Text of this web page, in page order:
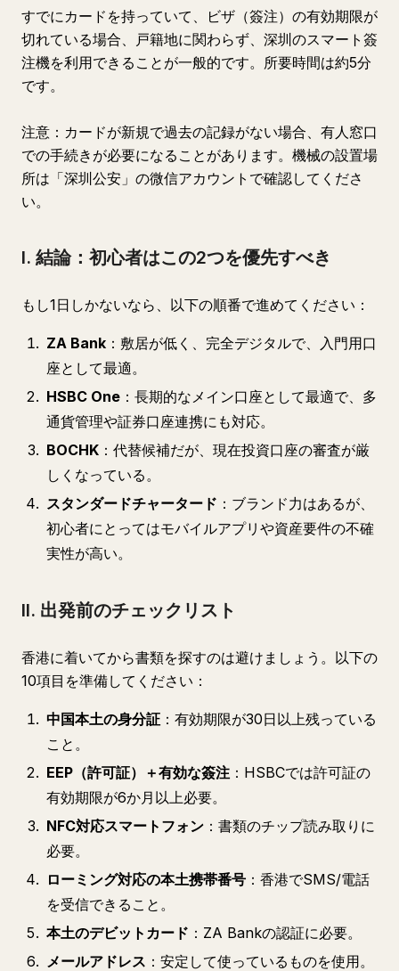
すでにカードを持っていて、ビザ（簽注）の有効期限が
切れている場合、戸籍地に関わらず、深圳のスマート簽
注機を利用できることが一般的です。所要時間は約5分
です。
注意：カードが新規で過去の記録がない場合、有人窓口
での手続きが必要になることがあります。機械の設置場
所は「深圳公安」の微信アカウントで確認してくださ
い。
I. 結論：初心者はこの2つを優先すべき
もし1日しかないなら、以下の順番で進めてください：
ZA Bank ：敷居が低く、完全デジタルで、入門用口
座として最適。
HSBC One ：長期的なメイン口座として最適で、多
通貨管理や証券口座連携にも対応。
BOCHK ：代替候補だが、現在投資口座の審査が厳
しくなっている。
スタンダードチャータード ：ブランド力はあるが、
初心者にとってはモバイルアプリや資産要件の不確
実性が高い。
II. 出発前のチェックリスト
香港に着いてから書類を探すのは避けましょう。以下の
10項目を準備してください：
中国本土の身分証 ：有効期限が30日以上残っている
こと。
EEP（許可証）＋有効な簽注 ：HSBCでは許可証の
有効期限が6か月以上必要。
NFC対応スマートフォン ：書類のチップ読み取りに
必要。
ローミング対応の本土携帯番号 ：香港でSMS/電話
を受信できること。
本土のデビットカード ：ZA Bankの認証に必要。
メールアドレス ：安定して使っているものを使用。